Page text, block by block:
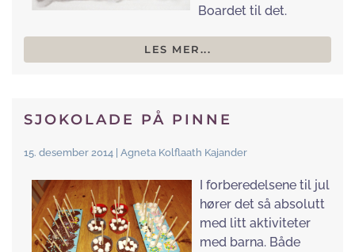
Boardet til det.
LES MER...
SJOKOLADE PÅ PINNE
15. desember 2014 | Agneta Kolflaath Kajander
I forberedelsene til jul
hører det så absolutt
med litt aktiviteter
med barna. Både